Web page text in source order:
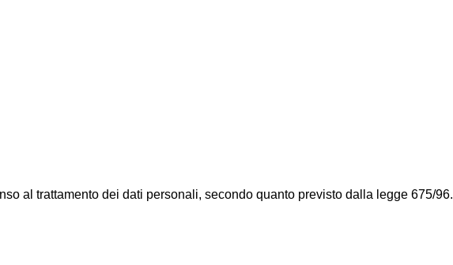
al trattamento dei dati personali, secondo quanto previsto dalla legge 675/96.